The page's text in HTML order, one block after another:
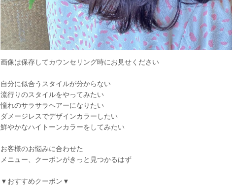
画像は保存してカウンセリング時にお見せください︎
︎自分に似合うスタイルが分からない
︎流行りのスタイルをやってみたい
︎憧れのサラサラヘアーになりたい
︎ダメージレスでデザインカラーしたい
︎鮮やかなハイトーンカラーをしてみたい
お客様のお悩みに合わせた
メニュー、クーポンがきっと見つかるはず
▼おすすめクーポン▼